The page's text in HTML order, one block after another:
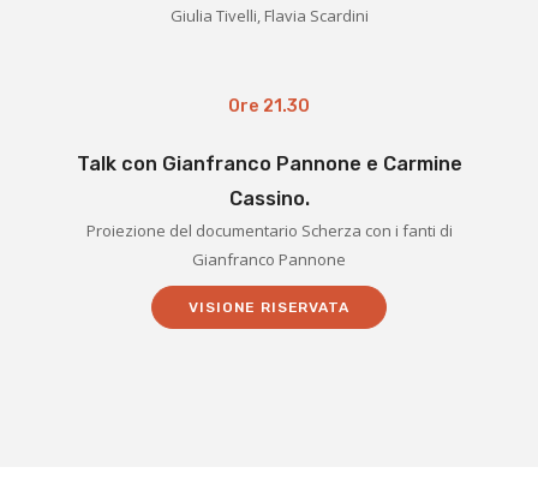
Giulia Tivelli, Flavia Scardini
Ore 21.30
Talk con Gianfranco Pannone e Carmine
Cassino.
Proiezione del documentario Scherza con i fanti di
Gianfranco Pannone
VISIONE RISERVATA